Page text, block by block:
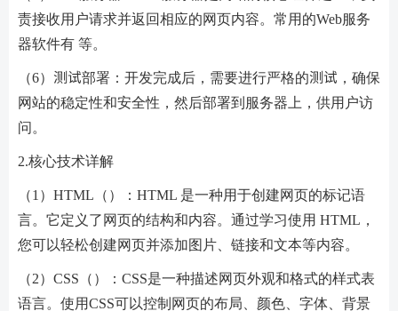
责接收用户请求并返回相应的网页内容。常用的Web服务
器软件有 等。
（6）测试部署：开发完成后，需要进行严格的测试，确保
网站的稳定性和安全性，然后部署到服务器上，供用户访
问。
2.核心技术详解
（1）HTML（）：HTML 是一种用于创建网页的标记语
言。它定义了网页的结构和内容。通过学习使用 HTML，
您可以轻松创建网页并添加图片、链接和文本等内容。
（2）CSS（）：CSS是一种描述网页外观和格式的样式表
语言。使用CSS可以控制网页的布局、颜色、字体、背景